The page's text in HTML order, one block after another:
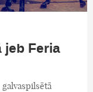
jeb Feria